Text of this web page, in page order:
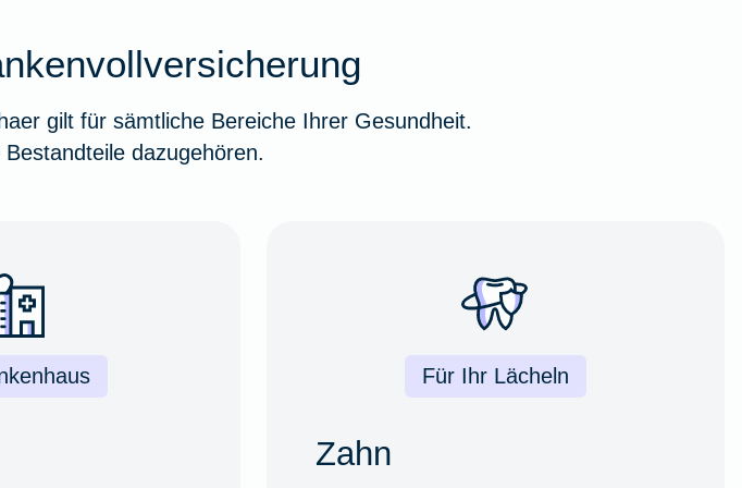
gilt für sämtliche Bereiche Ihrer Gesundheit.
dazugehören.
Für Ihr Lächeln
Zahn